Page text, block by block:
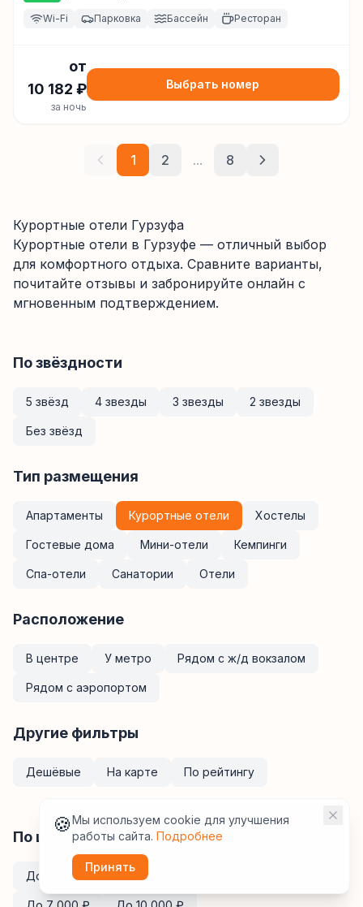
Wi-Fi Парковка Бассейн Ресторан
от
10 182 ₽
за ночь
Выбрать номер
1 2 ... 8
Курортные отели Гурзуфа
Курортные отели в Гурзуфе — отличный выбор
для комфортного отдыха. Сравните варианты,
почитайте отзывы и забронируйте онлайн с
мгновенным подтверждением.
По звёздности
5 звёзд 4 звезды 3 звезды 2 звезды
Без звёзд
Тип размещения
Апартаменты Курортные отели Хостелы
Гостевые дома Мини-отели Кемпинги
Спа-отели Санатории Отели
Расположение
В центре У метро Рядом с ж/д вокзалом
Рядом с аэропортом
Другие фильтры
Дешёвые На карте По рейтингу
По цене за ночь
До 2 000 ₽ До 3 000
🍪Мы используем cookie для улучшения
работы сайта. Подробнее
Принять